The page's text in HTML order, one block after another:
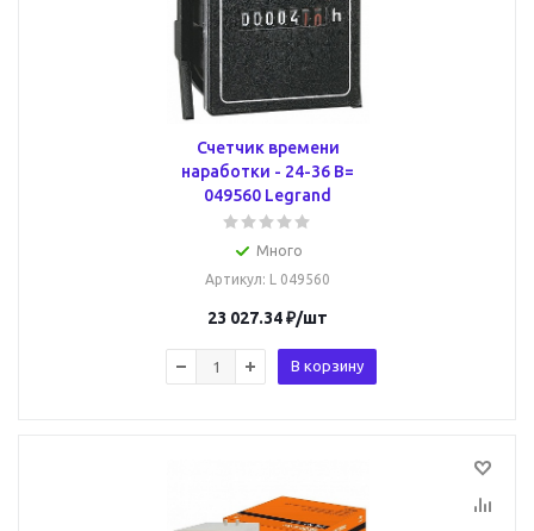
Счетчик времени
наработки - 24-36 В=
049560 Legrand
Много
Артикул: L 049560
23 027.34₽/шт
В корзину